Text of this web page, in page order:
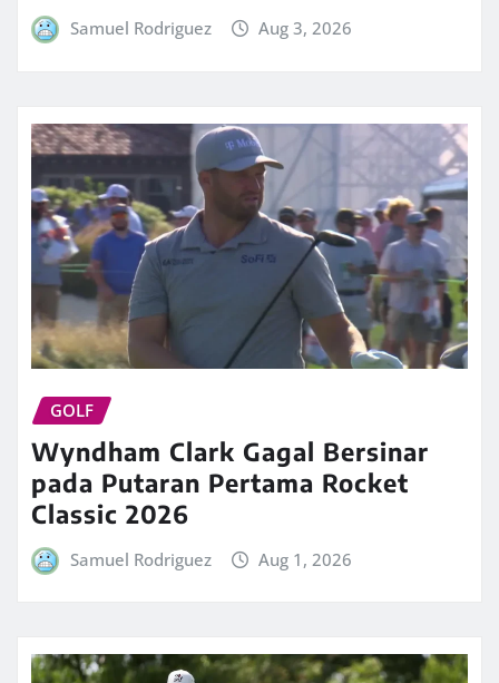
Samuel Rodriguez Aug 3, 2026
GOLF
Wyndham Clark Gagal Bersinar
pada Putaran Pertama Rocket
Classic 2026
Samuel Rodriguez Aug 1, 2026